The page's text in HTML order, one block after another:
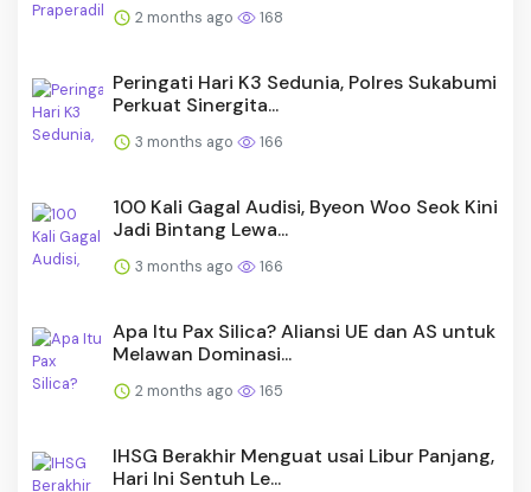
2 months ago 168
Peringati Hari K3 Sedunia, Polres Sukabumi
Perkuat Sinergita...
3 months ago 166
100 Kali Gagal Audisi, Byeon Woo Seok Kini
Jadi Bintang Lewa...
3 months ago 166
Apa Itu Pax Silica? Aliansi UE dan AS untuk
Melawan Dominasi...
2 months ago 165
IHSG Berakhir Menguat usai Libur Panjang,
Hari Ini Sentuh Le...